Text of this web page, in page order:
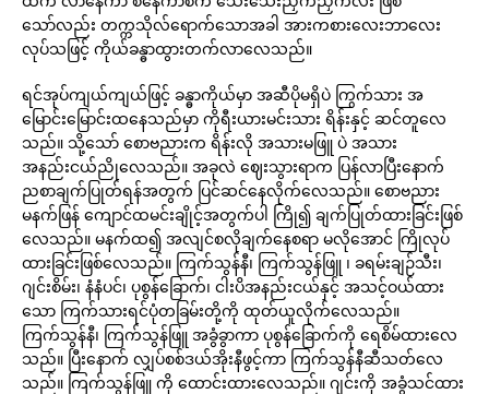
သော်လည်း တက္ကသိုလ်ရောက်သောအခါ အားကစားလေးဘာလေး
လုပ်သဖြင့် ကိုယ်ခန္ဓာထွားတက်လာလေသည်။
ရင်အုပ်ကျယ်ကျယ်ဖြင့် ခန္ဓာကိုယ်မှာ အဆီပိုမရှိပဲ ကြွက်သား အ
မြောင်းမြောင်းထနေသည်မှာ ကိုရီးယားမင်းသား ရိန်းနှင့် ဆင်တူလေ
သည်။ သို့သော် စောဗညားက ရိန်းလို အသားမဖြူ ပဲ အသား
အနည်းငယ်ညိုလေသည်။ အခုလဲ ဈေးသွားရာက ပြန်လာပြီးနောက်
ညစာချက်ပြုတ်ရန်အတွက် ပြင်ဆင်နေလိုက်လေသည်။ စောဗညား
မနက်ဖြန် ကျောင်ထမင်းချိုင့်အတွက်ပါ ကြို၍ ချက်ပြုတ်ထားခြင်းဖြစ်
လေသည်။ မနက်ထ၍ အလျင်စလိုချက်နေစရာ မလိုအောင် ကြိုလုပ်
ထားခြင်းဖြစ်လေသည်။ ကြက်သွန်နီ၊ ကြက်သွန်ဖြူ ၊ ခရမ်းချဉ်သီး၊
ဂျင်းစိမ်း၊ နံနံပင်၊ ပုစွန်ခြောက်၊ ငါးပိအနည်းငယ်နှင့် အသင့်ဝယ်ထား
သော ကြက်သားရင်ပုံတခြမ်းတို့ကို ထုတ်ယူလိုက်လေသည်။
ကြက်သွန်နီ၊ ကြက်သွန်ဖြူ အခွံခွာကာ ပုစွန်ခြောက်ကို ရေစိမ်ထားလေ
သည်။ ပြီးနောက် လျှပ်စစ်ဒယ်အိုးနီဖွင့်ကာ ကြက်သွန်နီဆီသတ်လေ
သည်။ ကြက်သွန်ဖြူ ကို ထောင်းထားလေသည်။ ဂျင်းကို အခွံသင်ထား